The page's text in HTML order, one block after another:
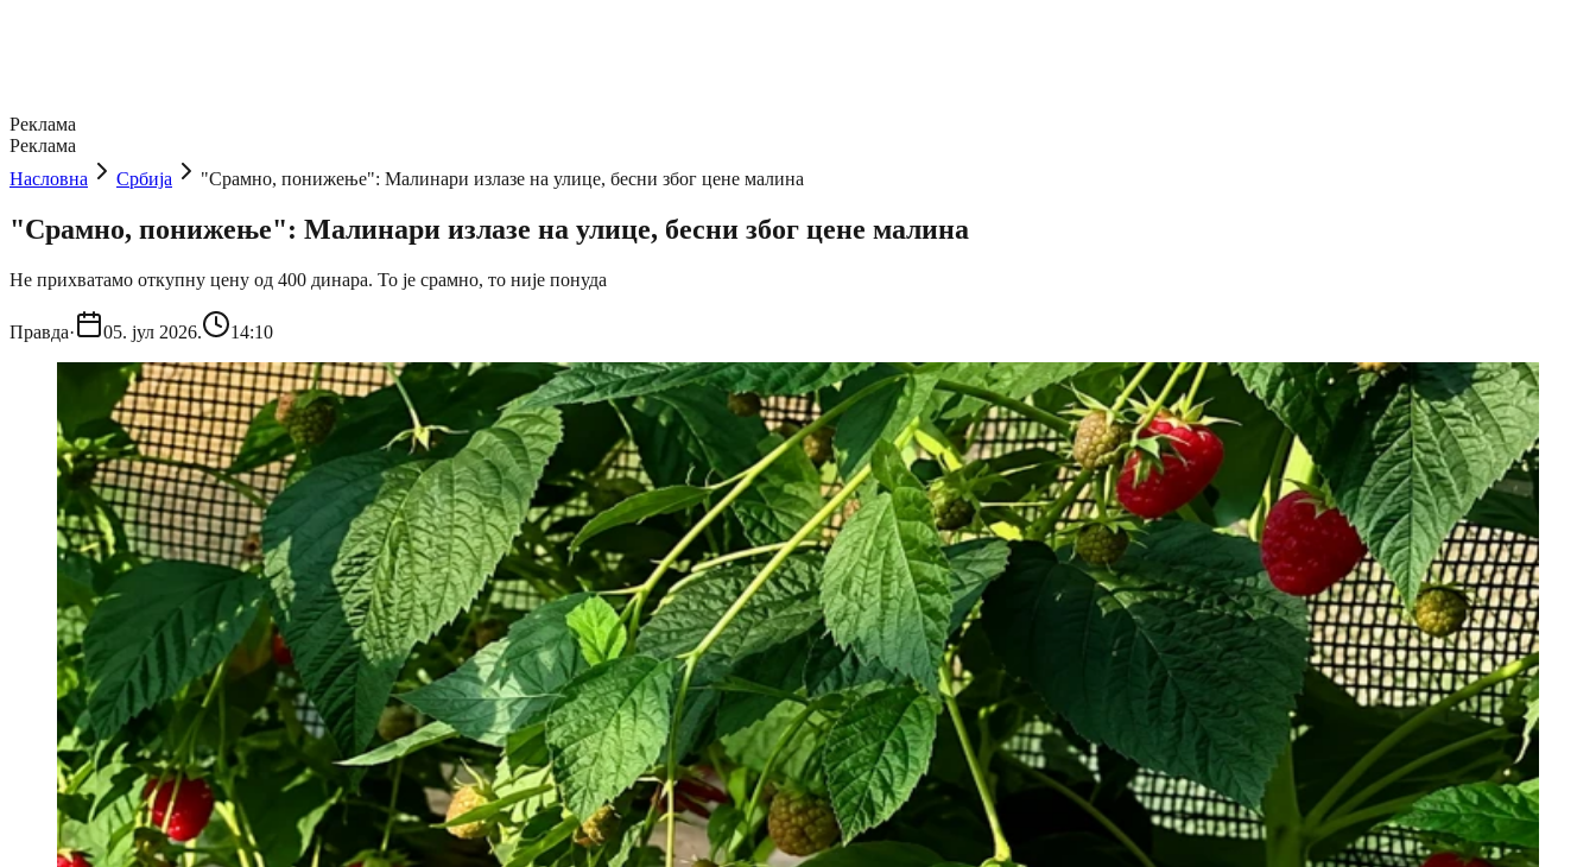
Реклама
Реклама
Насловна
Србија "Срамно, понижење": Малинари излазе на улице, бесни због цене малина
"Срамно, понижење": Малинари излазе на улице, бесни због цене малина
Не прихватамо откупну цену од 400 динара. То је срамно, то није понуда
Правда· 05. јул 2026. 14:10